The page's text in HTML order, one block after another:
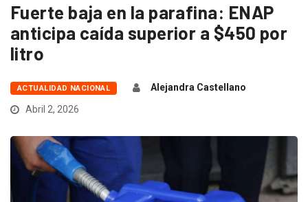
Fuerte baja en la parafina: ENAP
anticipa caída superior a $450 por
litro
ACTUALIDAD NACIONAL
Alejandra Castellano
Abril 2, 2026